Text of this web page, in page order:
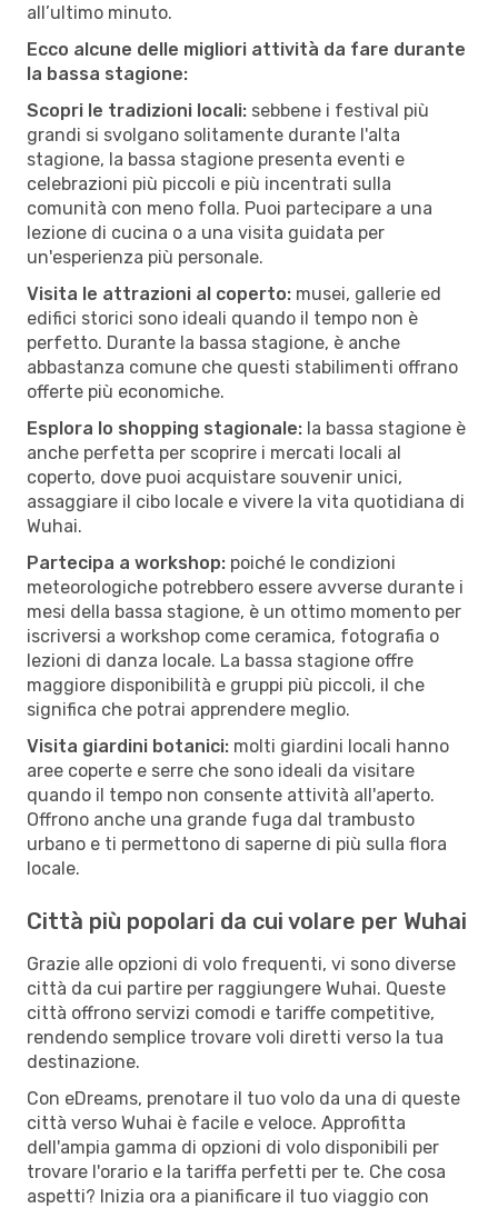
all’ultimo minuto.
Ecco alcune delle migliori attività da fare durante
la bassa stagione:
Scopri le tradizioni locali: sebbene i festival più
grandi si svolgano solitamente durante l'alta
stagione, la bassa stagione presenta eventi e
celebrazioni più piccoli e più incentrati sulla
comunità con meno folla. Puoi partecipare a una
lezione di cucina o a una visita guidata per
un'esperienza più personale.
Visita le attrazioni al coperto: musei, gallerie ed
edifici storici sono ideali quando il tempo non è
perfetto. Durante la bassa stagione, è anche
abbastanza comune che questi stabilimenti offrano
offerte più economiche.
Esplora lo shopping stagionale: la bassa stagione è
anche perfetta per scoprire i mercati locali al
coperto, dove puoi acquistare souvenir unici,
assaggiare il cibo locale e vivere la vita quotidiana di
Wuhai.
Partecipa a workshop: poiché le condizioni
meteorologiche potrebbero essere avverse durante i
mesi della bassa stagione, è un ottimo momento per
iscriversi a workshop come ceramica, fotografia o
lezioni di danza locale. La bassa stagione offre
maggiore disponibilità e gruppi più piccoli, il che
significa che potrai apprendere meglio.
Visita giardini botanici: molti giardini locali hanno
aree coperte e serre che sono ideali da visitare
quando il tempo non consente attività all'aperto.
Offrono anche una grande fuga dal trambusto
urbano e ti permettono di saperne di più sulla flora
locale.
Città più popolari da cui volare per Wuhai
Grazie alle opzioni di volo frequenti, vi sono diverse
città da cui partire per raggiungere Wuhai. Queste
città offrono servizi comodi e tariffe competitive,
rendendo semplice trovare voli diretti verso la tua
destinazione.
Con eDreams, prenotare il tuo volo da una di queste
città verso Wuhai è facile e veloce. Approfitta
dell'ampia gamma di opzioni di volo disponibili per
trovare l'orario e la tariffa perfetti per te. Che cosa
aspetti? Inizia ora a pianificare il tuo viaggio con